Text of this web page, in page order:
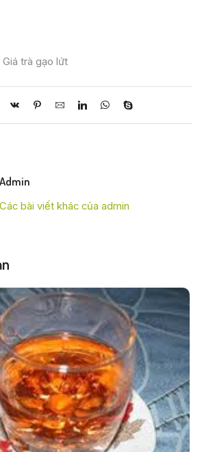
Giá trà gạo lứt
Admin
Các bài viết khác của admin